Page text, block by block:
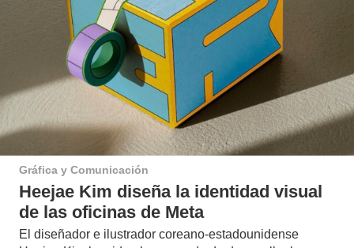
Gráfica y Comunicación
Heejae Kim diseña la identidad visual
de las oficinas de Meta
El diseñador e ilustrador coreano-estadounidense